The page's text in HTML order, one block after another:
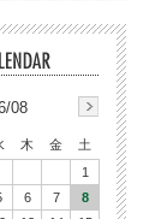
08
木 金
土
1
6 7
8